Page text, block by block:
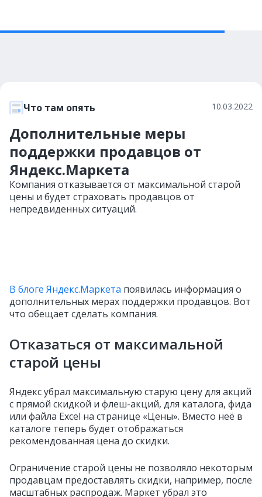
Что там опять 10.03.2022
Дополнительные меры
поддержки продавцов от
Яндекс.Маркета
Компания отказывается от максимальной старой
цены и будет страховать продавцов от
непредвиденных ситуаций.
В блоге Яндекс.Маркета появилась информация о
дополнительных мерах поддержки продавцов. Вот
что обещает сделать компания.
Отказаться от максимальной
старой цены
Яндекс убрал максимальную старую цену для акций
с прямой скидкой и флеш-акций, для каталога, фида
или файла Excel на странице «Цены». Вместо неё в
каталоге теперь будет отображаться
рекомендованная цена до скидки.
Ограничение старой цены не позволяло некоторым
продавцам предоставлять скидки, например, после
масштабных распродаж. Маркет убрал это